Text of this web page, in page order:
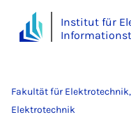
Institut für
Fakultät für
Elektrotechnik